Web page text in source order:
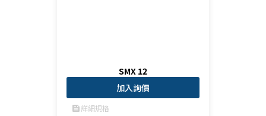
SMX 12
加入詢價
feed詳細規格